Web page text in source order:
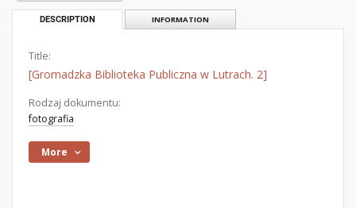
DESCRIPTION INFORMATION
Title:
[Gromadzka Biblioteka Publiczna w Lutrach. 2]
Rodzaj dokumentu:
fotografia
More